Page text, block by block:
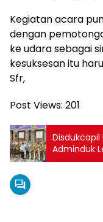
Kegiatan acara
dengan
ke udara sebagai
kesuksesan itu
Sfr,
Post Views: 201
Adminduk